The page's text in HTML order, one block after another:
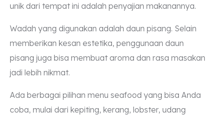
unik dari tempat ini adalah penyajian makanannya.
Wadah yang digunakan adalah daun pisang. Selain
memberikan kesan estetika, penggunaan daun
pisang juga bisa membuat aroma dan rasa masakan
jadi lebih nikmat.
Ada berbagai pilihan menu seafood yang bisa Anda
coba, mulai dari kepiting, kerang, lobster, udang